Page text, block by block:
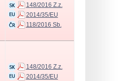
148/2016 Z.z.
2014/35/EU
118/2016 Sb.
148/2016 Z.z.
2014/35/EU